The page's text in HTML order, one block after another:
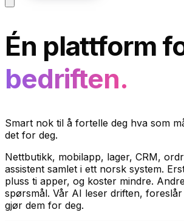
Én plattform
bedriften.
Smart nok til å fortelle deg hva som
det for deg.
Nettbutikk, mobilapp, lager, CRM,
assistent samlet i ett norsk system.
pluss ti apper, og koster mindre.
spørsmål. Vår AI leser driften,
gjør dem for deg.